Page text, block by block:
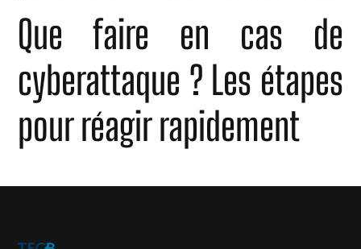
Que faire en cas de
cyberattaque ? Les étapes
pour réagir rapidement